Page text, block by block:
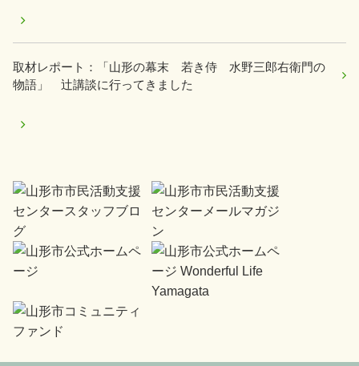
取材レポート：「山形の幕末 若き侍 水野三郎右衛門の
物語」 辻講談に行ってきました